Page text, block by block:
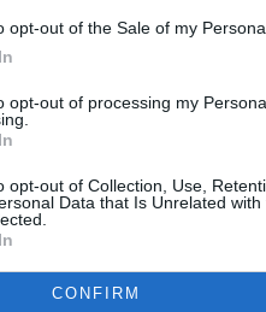
opt-out of the Sale of my
opt-out of processing my
opt-out of Collection, Use,
Data that Is Unrelated
CONFIRM
για τις γυναίκες να
στον οργασμό.
μυαλό μας όσα μας
πράξη. Άλλωστε,
πάντα να
μία γυναίκα για
την ερωτική της